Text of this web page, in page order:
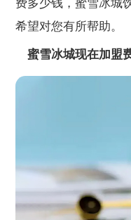
费多少钱，蜜雪冰城
希望对您有所帮助。
蜜雪冰城现在加盟